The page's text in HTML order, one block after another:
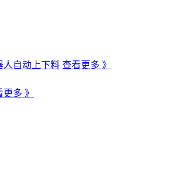
人自动上下料 查看更多 》
多 》